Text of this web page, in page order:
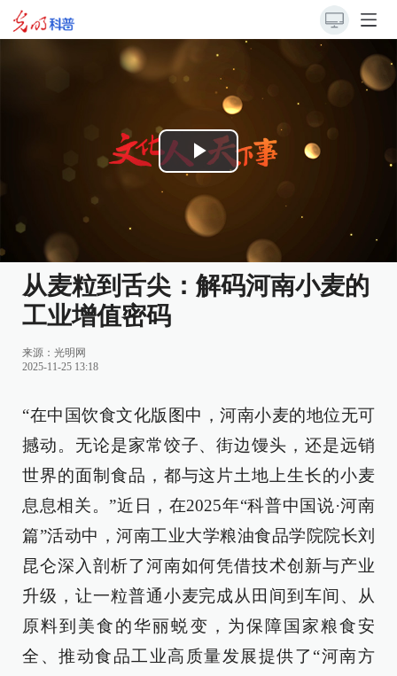
Play
Video
从麦粒到舌尖：解码河南小麦的
工业增值密码
来源： 光明网
2025-11-25 13:18
“在中国饮食文化版图中，河南小麦的地位无可
撼动。无论是家常饺子、街边馒头，还是远销
世界的面制食品，都与这片土地上生长的小麦
息息相关。”近日，在2025年“科普中国说·河南
篇”活动中，河南工业大学粮油食品学院院长刘
昆仑深入剖析了河南如何凭借技术创新与产业
升级，让一粒普通小麦完成从田间到车间、从
原料到美食的华丽蜕变，为保障国家粮食安
全、推动食品工业高质量发展提供了“河南方